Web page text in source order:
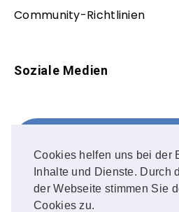
Cookies helfen uns bei der
Inhalte und Dienste. Durch
der Webseite stimmen Sie
Cookies zu.
Community-Richtlinien
Soziale Medien
FOLLOW ME!
Instagram
OUR PHOTOS!